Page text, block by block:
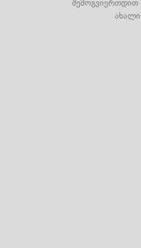
შემოგვიერთდით
ახალი